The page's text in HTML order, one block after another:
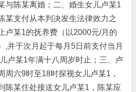
与陈某离婚；二、婚生女儿卢某1
某支付从本判决发生法律效力之
卢某1的抚养费（以2000元/月的
,并于次月起于每月5日前支付当月
卢某1年满十八周岁时止；三、卢
周六9时至18时探视女儿卢某1，
陈某住处接送女儿卢某1，陈某应